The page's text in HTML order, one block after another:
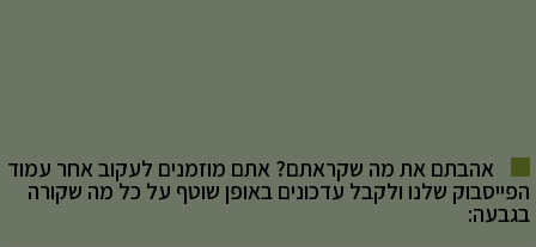
אהבתם את מה שקראתם? אתם מוזמנים לעקוב אחר עמוד
הפייסבוק שלנו ולקבל עדכונים באופן שוטף על כל מה שקורה
בגבעה: